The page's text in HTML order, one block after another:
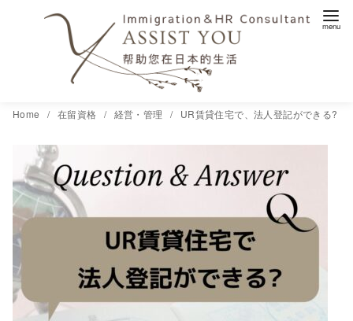
Home 在留資格 経営・管理 UR賃貸住宅で、法人登記ができる?